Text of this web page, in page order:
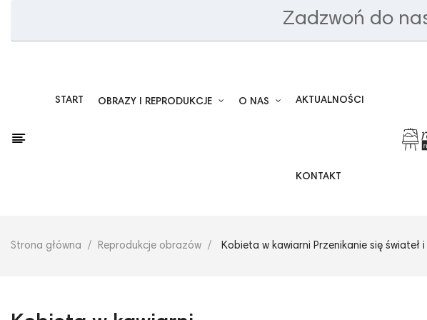
Zadzwoń do
START OBRAZY I REPRODUKCJE O NAS AKTUALNOŚCI
KONTAKT
Strona główna Reprodukcje obrazów Kobieta w kawiarni Przenikanie się